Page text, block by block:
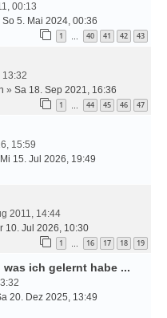
00:13
So 5. Mai 2024, 00:36
1 40 41 42 43
13:32
» Sa 18. Sep 2021, 16:36
1 44 45 46 47
15:59
Mi 15. Jul 2026, 19:49
2011, 14:44
10. Jul 2026, 10:30
1 16 17 18 19
ich gelernt habe ...
20. Dez 2025, 13:49